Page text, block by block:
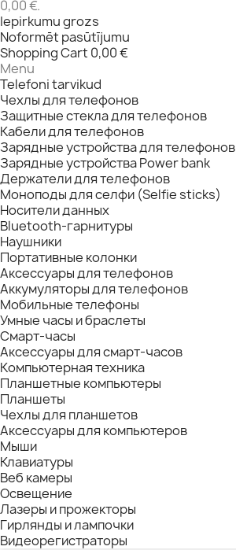
0,00 €.
Iepirkumu grozs
Noformēt pasūtījumu
Shopping Cart 0,00 €
Menu
Telefoni tarvikud
Чехлы для телефонов
Защитные стекла для телефонов
Кабели для телефонов
Зарядные устройства для телефонов
Зарядные устройства Power bank
Держатели для телефонов
Моноподы для селфи (Selfie sticks)
Носители данных
Bluetooth-гарнитуры
Наушники
Портативные колонки
Аксессуары для телефонов
Аккумуляторы для телефонов
Мобильные телефоны
Умные часы и браслеты
Смарт-часы
Аксессуары для смарт-часов
Компьютерная техника
Планшетные компьютеры
Планшеты
Чехлы для планшетов
Аксессуары для компьютеров
Мыши
Клавиатуры
Веб камеры
Освещение
Лазеры и прожекторы
Гирлянды и лампочки
Видеорегистраторы